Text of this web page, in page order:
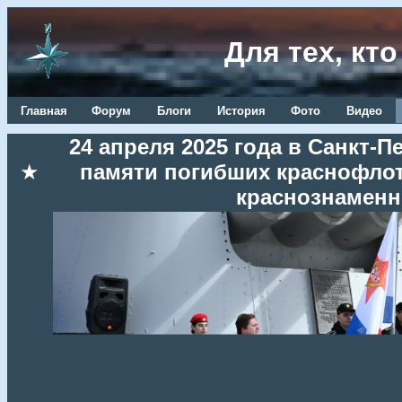
Для тех,
Главная Форум Блоги История Фото Видео
★
24 апреля 2025 года в Санкт-
памяти погибших